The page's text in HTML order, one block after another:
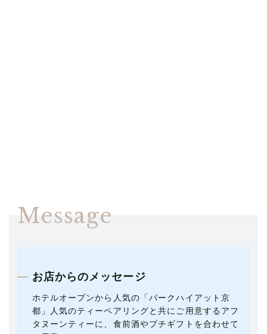
Message
お店からのメッセージ
ホテルオープンから人気の「パークハイアット京
都」人気のティーペアリングと共にご用意するアフ
タヌーンティーに、食前酒やプチギフトを合わせて